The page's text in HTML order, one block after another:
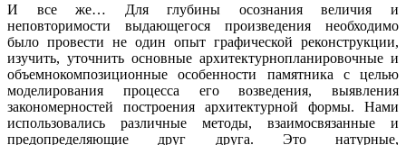
И все же… Для глубины осознания величия и
неповторимости выдающегося произведения необходимо
было провести не один опыт графической реконструкции,
изучить, уточнить основные архитектурнопланировочные и
объемно­композиционные особенности памятника с целью
моделирования процесса его возведения, выявления
закономерностей построения архитектурной формы. Нами
использовались различные методы, взаимосвязанные и
предопределяющие друг друга. Это натурные,